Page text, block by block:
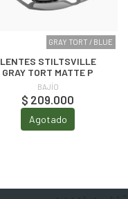
GRAY TORT / BLUE
LENTES STILTSVILLE
GRAY TORT MATTE P
BAJÍO
$ 209.000
Agotado